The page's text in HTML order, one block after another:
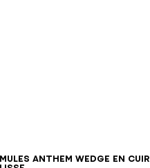
Mules Anthem Wedge en cuir
363738394041